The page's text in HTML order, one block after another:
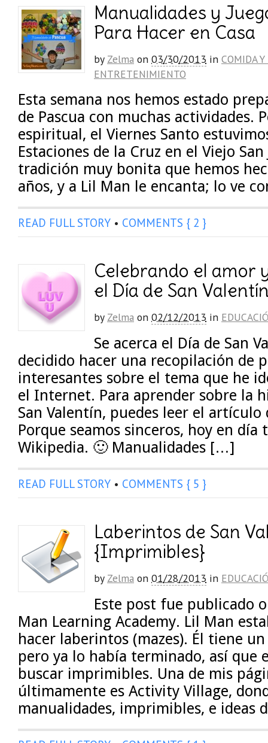
Manualidades y
Para Hacer en Casa
by Zelma on 03/30/2013 in COMIDA
ENTRETENIMIENTO
Esta semana nos hemos estado
de Pascua con muchas actividades.
espiritual, el Viernes Santo
Estaciones de la Cruz en el Viejo San
tradición muy bonita que hemos
años, y a Lil Man le encanta; lo ve
READ FULL STORY • COMMENTS { 2 }
Celebrando el amor
el Día de San
by Zelma on 02/12/2013 in
Se acerca el Día de San
decidido hacer una recopilación de
interesantes sobre el tema que he
el Internet. Para aprender sobre la
San Valentín, puedes leer el artículo
Porque seamos sinceros, hoy en día
Wikipedia. 🙂 Manualidades […]
READ FULL STORY • COMMENTS { 5 }
Laberintos de San
{Imprimibles}
by Zelma on 01/28/2013 in
Este post fue publicado
Man Learning Academy. Lil Man
hacer laberintos (mazes). Él tiene
pero ya lo había terminado, así que
buscar imprimibles. Una de mis
últimamente es Activity Village,
manualidades, imprimibles, e ideas